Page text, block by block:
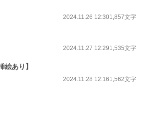
2024.11.26 12:301,857文字
2024.11.27 12:291,535文字
あり】
2024.11.28 12:161,562文字